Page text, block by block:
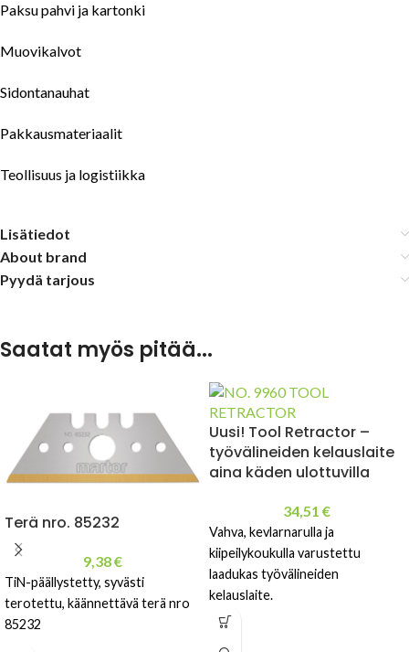
Paksu pahvi ja kartonki
Muovikalvot
Sidontanauhat
Pakkausmateriaalit
Teollisuus ja logistiikka
Lisätiedot
About brand
Pyydä tarjous
Saatat myös pitää...
Terä nro. 85232
9,38€
TiN-päällystetty, syvästi
terotettu, käännettävä terä nro
85232
Uusi! Tool Retractor –
työvälineiden kelauslaite
aina käden ulottuvilla
34,51 €
Vahva, kevlarnarulla ja
kiipeilykoukulla varustettu
laadukas työvälineiden
kelauslaite.